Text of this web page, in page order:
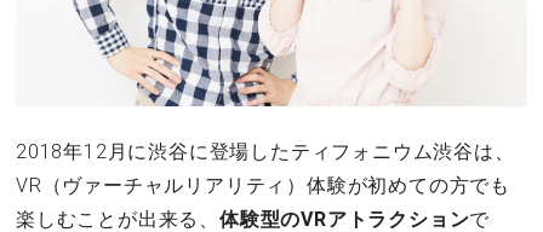
2018年12月に渋谷に登場したティフォニウム渋谷は、
VR（ヴァーチャルリアリティ）体験が初めての方でも
楽しむことが出来る、 体験型のVRアトラクションで